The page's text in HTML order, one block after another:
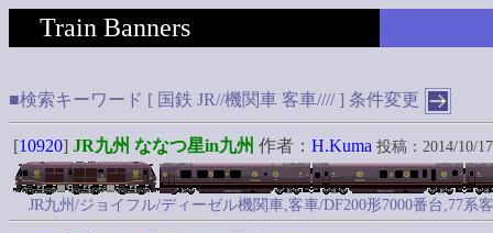
Train Banners
■検索キーワード [ 国鉄 JR//機関車 客車//// ] 条件変更
[10920] JR九州 ななつ星in九州 作者： H.Kuma 投稿：2014/10/
JR九州/ジョイフル/ディーゼル機関車,客車/DF200形7000番台,77